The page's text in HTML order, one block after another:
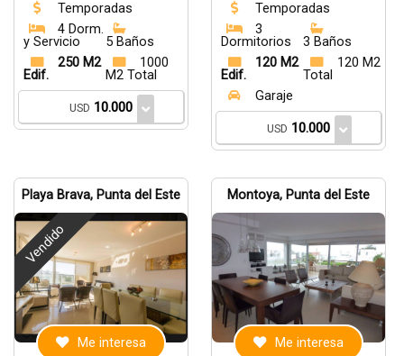
Temporadas
4 Dorm.
y Servicio
5 Baños
250 M2
Edif.
1000
M2 Total
USD 10.000
Temporadas
3
Dormitorios
3 Baños
120 M2
Edif.
120 M2
Total
Garaje
USD 10.000
Playa Brava, Punta del Este
Vendido
Me interesa
Montoya, Punta del Este
Me interesa